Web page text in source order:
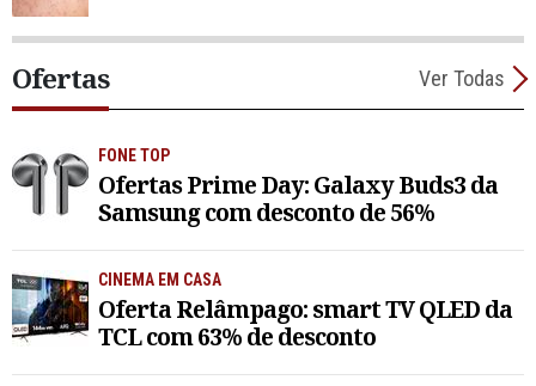
Ofertas Ver Todas
FONE TOP
Ofertas Prime Day: Galaxy Buds3 da
Samsung com desconto de 56%
CINEMA EM CASA
Oferta Relâmpago: smart TV QLED da
TCL com 63% de desconto